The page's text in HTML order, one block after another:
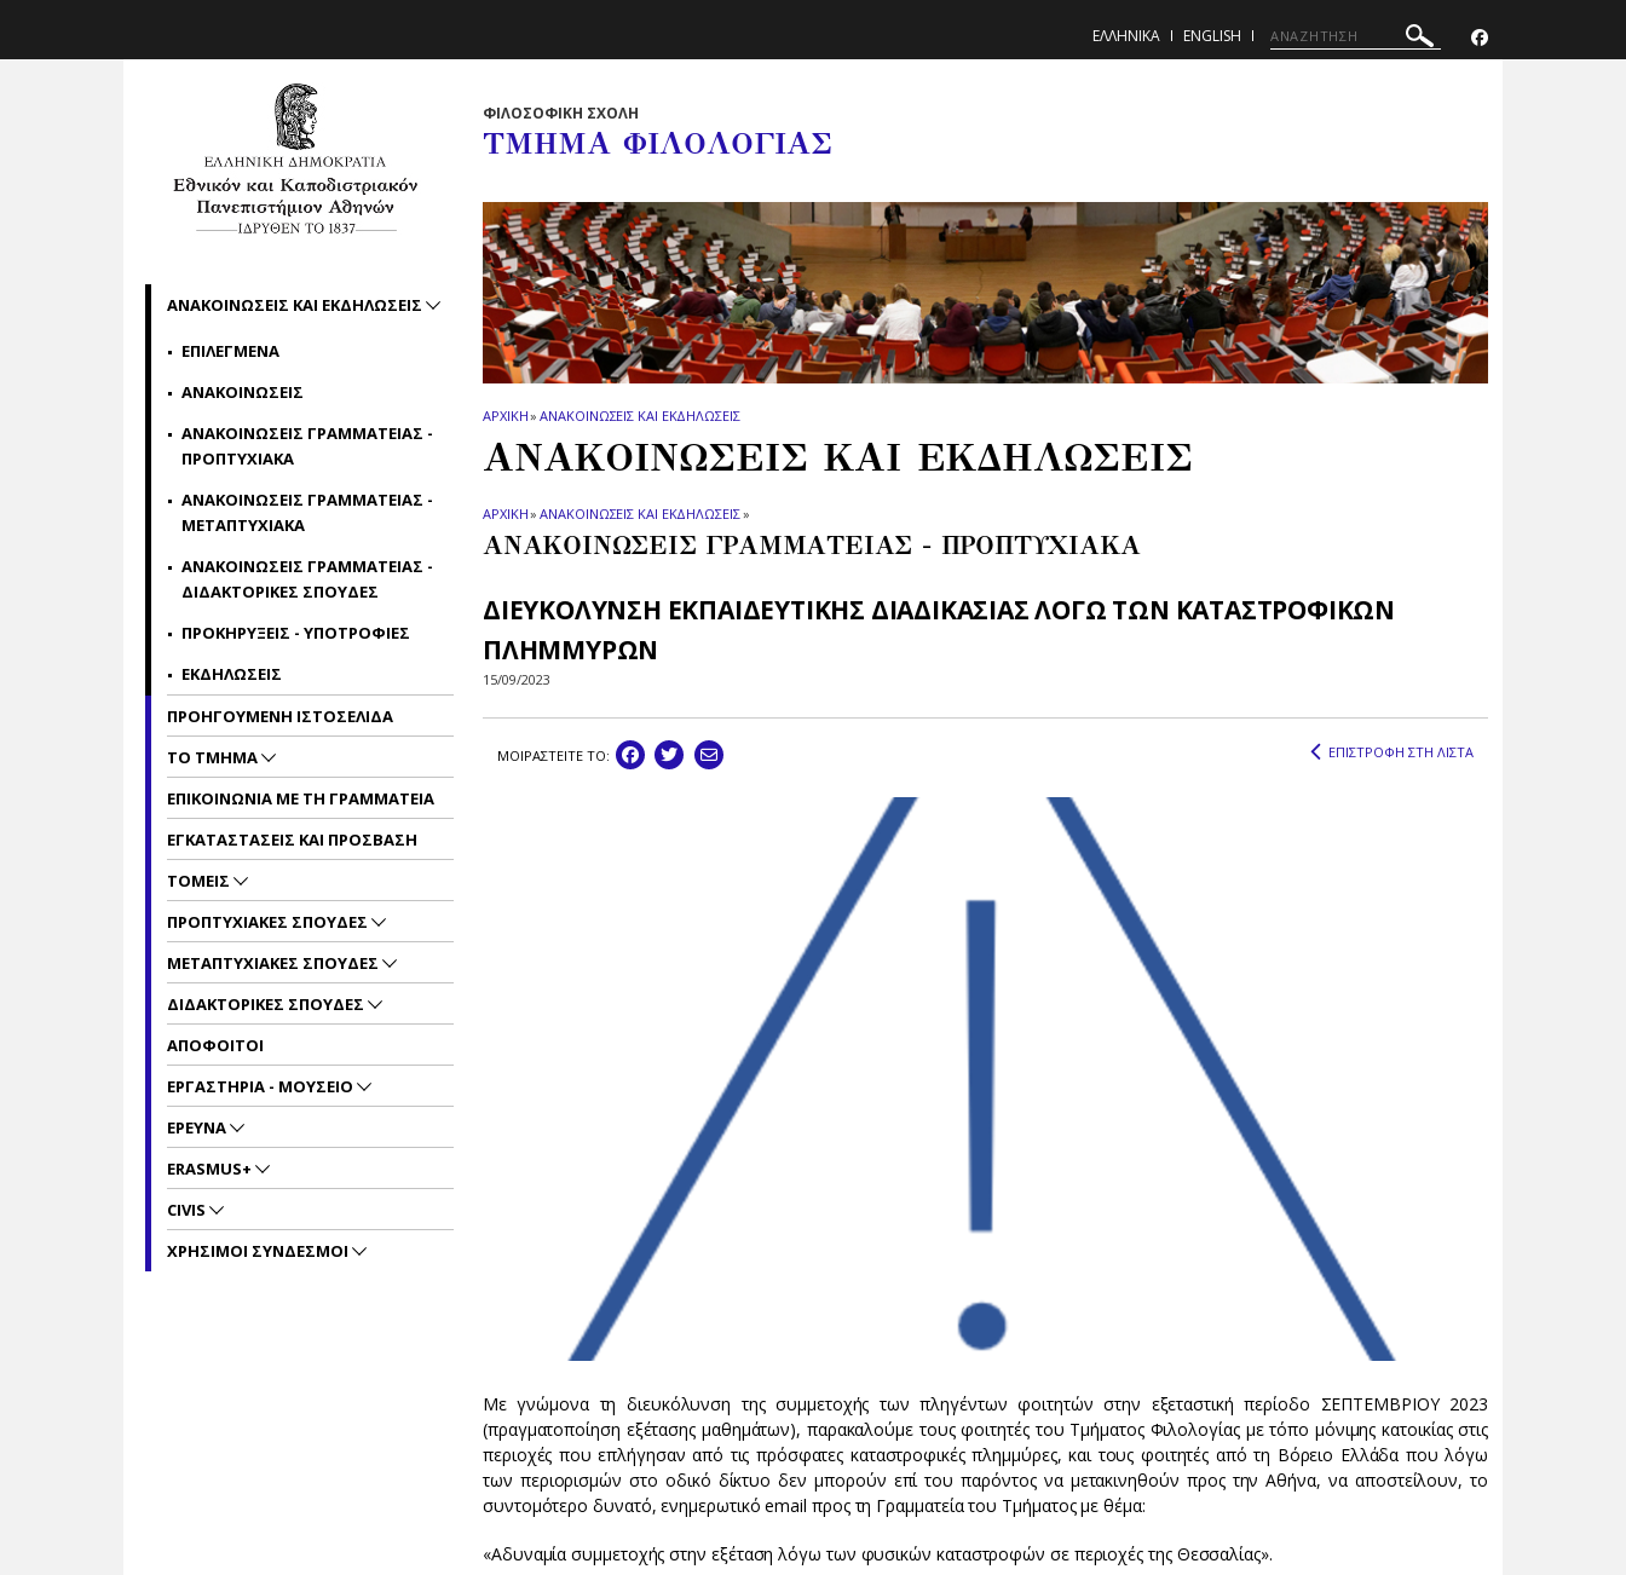
ΕΛΛΗΝΙΚΑ ENGLISH
ΦΙΛΟΣΟΦΙΚΗ ΣΧΟΛΗ
ΤΜΗΜΑ ΦΙΛΟΛΟΓΙΑΣ
ΑΡΧΙΚΗ» ΑΝΑΚΟΙΝΩΣΕΙΣ ΚΑΙ ΕΚΔΗΛΩΣΕΙΣ
ΑΝΑΚΟΙΝΩΣΕΙΣ ΚΑΙ ΕΚΔΗΛΩΣΕΙΣ
ΑΡΧΙΚΗ» ΑΝΑΚΟΙΝΩΣΕΙΣ ΚΑΙ ΕΚΔΗΛΩΣΕΙΣ»
ΑΝΑΚΟΙΝΩΣΕΙΣ ΓΡΑΜΜΑΤΕΙΑΣ - ΠΡΟΠΤΥΧΙΑΚΑ
ΔΙΕΥΚΟΛΥΝΣΗ ΕΚΠΑΙΔΕΥΤΙΚΗΣ ΔΙΑΔΙΚΑΣΙΑΣ ΛΟΓΩ ΤΩΝ ΚΑΤΑΣΤΡΟΦΙΚΩΝ
ΠΛΗΜΜΥΡΩΝ
15/09/2023
ΜΟΙΡΑΣΤEIΤΕ ΤΟ: ΕΠΙΣΤΡΟΦΗ ΣΤΗ ΛΙΣΤΑ
Με γνώμονα τη διευκόλυνση της συμμετοχής των πληγέντων φοιτητών στην εξεταστική περίοδο ΣΕΠΤΕΜΒΡΙΟΥ 2023
(πραγματοποίηση εξέτασης μαθημάτων), παρακαλούμε τους φοιτητές του Τμήματος Φιλολογίας με τόπο μόνιμης κατοικίας στις
περιοχές που επλήγησαν από τις πρόσφατες καταστροφικές πλημμύρες, και τους φοιτητές από τη Βόρειο Ελλάδα που λόγω
των περιορισμών στο οδικό δίκτυο δεν μπορούν επί του παρόντος να μετακινηθούν προς την Αθήνα, να αποστείλουν, το
συντομότερο δυνατό, ενημερωτικό email προς τη Γραμματεία του Τμήματος με θέμα:
«Αδυναμία συμμετοχής στην εξέταση λόγω των φυσικών καταστροφών σε περιοχές της Θεσσαλίας».
ΑΝΑΚΟΙΝΩΣΕΙΣ ΚΑΙ ΕΚΔΗΛΩΣΕΙΣ
ΕΠΙΛΕΓΜΕΝΑ
ΑΝΑΚΟΙΝΩΣΕΙΣ
ΑΝΑΚΟΙΝΩΣΕΙΣ ΓΡΑΜΜΑΤΕΙΑΣ -
ΠΡΟΠΤΥΧΙΑΚΑ
ΑΝΑΚΟΙΝΩΣΕΙΣ ΓΡΑΜΜΑΤΕΙΑΣ -
ΜΕΤΑΠΤΥΧΙΑΚΑ
ΑΝΑΚΟΙΝΩΣΕΙΣ ΓΡΑΜΜΑΤΕΙΑΣ -
ΔΙΔΑΚΤΟΡΙΚΕΣ ΣΠΟΥΔΕΣ
ΠΡΟΚΗΡΥΞΕΙΣ - ΥΠΟΤΡΟΦΙΕΣ
ΕΚΔΗΛΩΣΕΙΣ
ΠΡΟΗΓΟΥΜΕΝΗ ΙΣΤΟΣΕΛΙΔΑ
ΤΟ ΤΜΗΜΑ
ΕΠΙΚΟΙΝΩΝΙΑ ΜΕ ΤΗ ΓΡΑΜΜΑΤΕΙΑ
ΕΓΚΑΤΑΣΤΑΣΕΙΣ ΚΑΙ ΠΡΟΣΒΑΣΗ
ΤΟΜΕΙΣ
ΠΡΟΠΤΥΧΙΑΚΕΣ ΣΠΟΥΔΕΣ
ΜΕΤΑΠΤΥΧΙΑΚΕΣ ΣΠΟΥΔΕΣ
ΔΙΔΑΚΤΟΡΙΚΕΣ ΣΠΟΥΔΕΣ
ΑΠΟΦΟΙΤΟΙ
ΕΡΓΑΣΤΗΡΙΑ - ΜΟΥΣΕΙΟ
ΕΡΕΥΝΑ
ERASMUS+
CIVIS
ΧΡΗΣΙΜΟΙ ΣΥΝΔΕΣΜΟΙ